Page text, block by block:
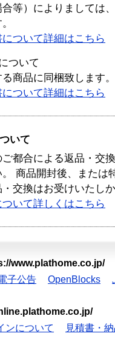
合等）によりましては
ついて詳細はこちら
ついて
る商品に同梱致します。
ついて詳細はこちら
いて
ご都合による返品・交
。 商品開封後、または
交換はお受けいたし
いて詳しくはこちら
www.plathome.co.jp/
子公告 OpenBlocks
ンについて
見積書・